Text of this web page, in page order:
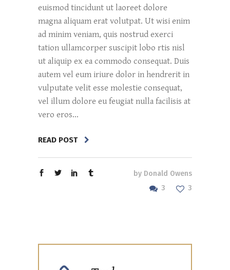
euismod tincidunt ut laoreet dolore
magna aliquam erat volutpat. Ut wisi enim
ad minim veniam, quis nostrud exerci
tation ullamcorper suscipit lobo rtis nisl
ut aliquip ex ea commodo consequat. Duis
autem vel eum iriure dolor in hendrerit in
vulputate velit esse molestie consequat,
vel illum dolore eu feugiat nulla facilisis at
vero eros...
READ POST
by Donald Owens
3
3